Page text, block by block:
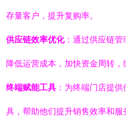
存量客户，提升复购率。
供应链效率优化：通过供应链管
降低运营成本，加快资金周转，
终端赋能工具 ：为终端门店提
具，帮助他们提升销售效率和服